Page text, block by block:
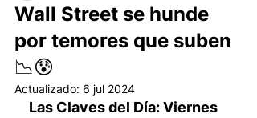
Wall Street se hunde
por temores que suben
📉😰
Actualizado: 6 jul 2024
Las Claves del Día: Viernes